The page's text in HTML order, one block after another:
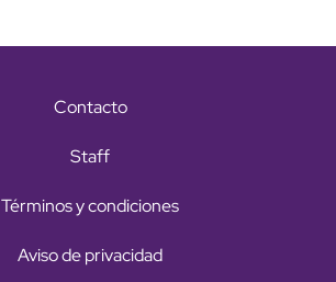
Contacto
Staff
Términos y condiciones
Aviso de privacidad